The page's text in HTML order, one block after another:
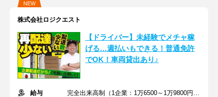
NEW
株式会社ロジクエスト
【ドライバー】未経験でメチャ稼
げる…週払いもできる！普通免許
でOK！車両貸出あり♪
給与
完全出来高制（1企業：1万6500～1万9800円※1日あたり）